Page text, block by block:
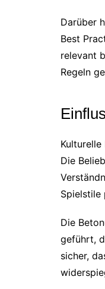
Darüber
Best
relevant
Regeln
Die
Spielstile
Die
geführt,
sicher,